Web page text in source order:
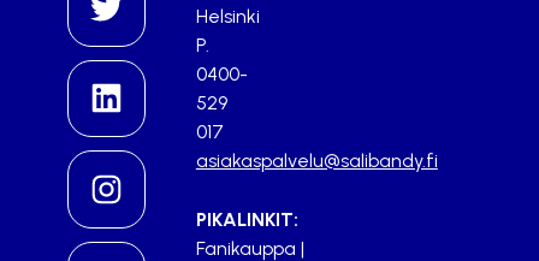
Helsinki
P.
0400-
529
017
asiakaspalvelu@salibandy.fi
PIKALINKIT:
Fanikauppa |